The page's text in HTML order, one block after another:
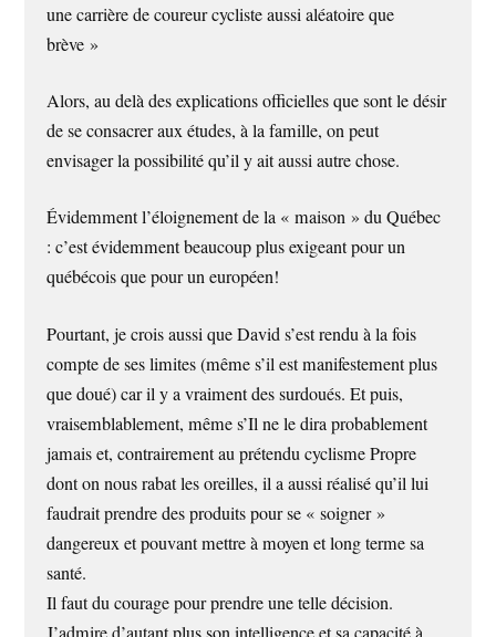
une carrière de coureur cycliste aussi aléatoire que
brève »
Alors, au delà des explications officielles que sont le désir
de se consacrer aux études, à la famille, on peut
envisager la possibilité qu’il y ait aussi autre chose.
Évidemment l’éloignement de la « maison » du Québec
: c’est évidemment beaucoup plus exigeant pour un
québécois que pour un européen!
Pourtant, je crois aussi que David s’est rendu à la fois
compte de ses limites (même s’il est manifestement plus
que doué) car il y a vraiment des surdoués. Et puis,
vraisemblablement, même s’Il ne le dira probablement
jamais et, contrairement au prétendu cyclisme Propre
dont on nous rabat les oreilles, il a aussi réalisé qu’il lui
faudrait prendre des produits pour se « soigner »
dangereux et pouvant mettre à moyen et long terme sa
santé.
Il faut du courage pour prendre une telle décision.